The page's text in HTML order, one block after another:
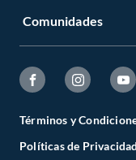
Comunidades
Términos y
Políticas de Privacidad